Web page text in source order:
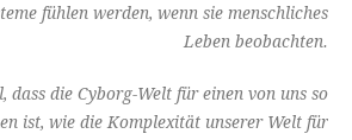
fühlen werden, wenn sie menschliches
Leben beobachten.
dass die Cyborg-Welt für einen von uns so
ist, wie die Komplexität unserer Welt für